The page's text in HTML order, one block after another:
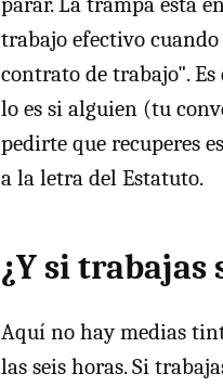
trabajo efectivo cuando
contrato de trabajo".
lo es si alguien (tu
pedirte que recuperes
a la letra del Estatuto.
¿Y si trabajas
Aquí no hay medias
las seis horas. Si